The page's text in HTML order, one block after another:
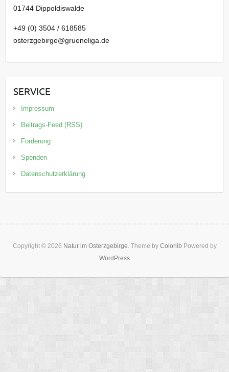
01744 Dippoldiswalde
+49 (0) 3504 / 618585
osterzgebirge@grueneliga.de
SERVICE
Impressum
Beitrags-Feed (RSS)
Förderung
Spenden
Datenschutzerklärung
Copyright © 2026 Natur im Osterzgebirge. Theme by Colorlib Powered by
WordPress